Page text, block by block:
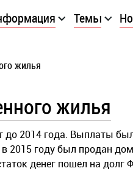
Темы
жилья
жилья
до 2014 года. Выплаты
2015 году был продан
денег пошел на долг